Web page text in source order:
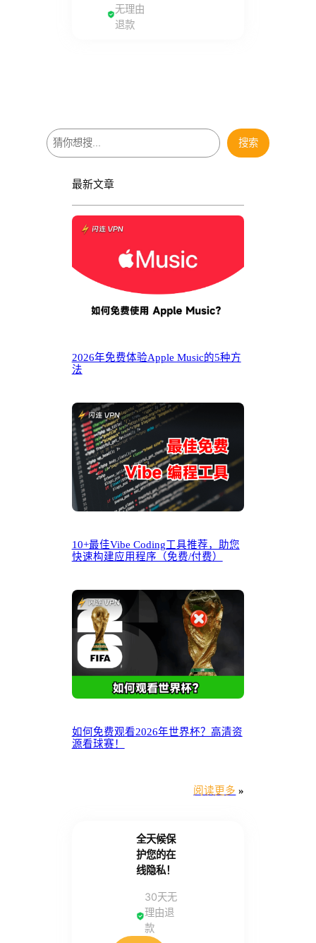
无理由
退款
搜
索
搜索
最新文章
2026年免费体验Apple Music的5种方
法
10+最佳Vibe Coding工具推荐，助您
快速构建应用程序（免费/付费）
如何免费观看2026年世界杯？高清资
源看球赛！
阅读更多 »
全天候保
护您的在
线隐私！
30天无
理由退
款